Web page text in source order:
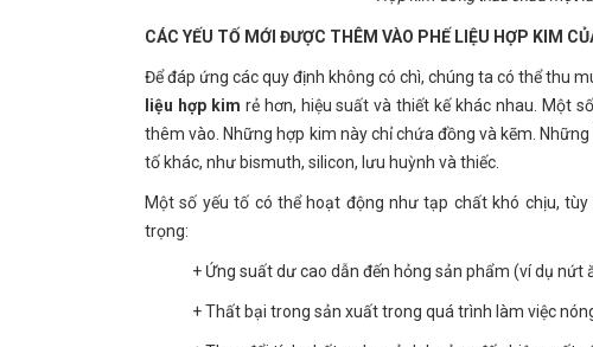
CÁC YẾU TỐ MỚI ĐƯỢC THÊM VÀO PHẾ LIỆU HỢP KIM
Để đáp ứng các quy định không có chì, chúng ta có thể thu
liệu hợp kim rẻ hơn, hiệu suất và thiết kế khác nhau. Một
thêm vào. Những hợp kim này chỉ chứa đồng và kẽm.
tố khác, như bismuth, silicon, lưu huỳnh và thiếc.
Một số yếu tố có thể hoạt động như tạp chất khó chịu,
trọng:
+ Ứng suất dư cao dẫn đến hỏng sản phẩm (ví dụ nứt
+ Thất bại trong sản xuất trong quá trình làm việc